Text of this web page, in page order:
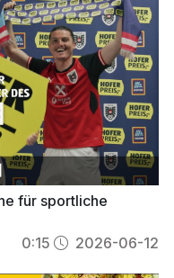
für sportliche
0:15 2026-06-12